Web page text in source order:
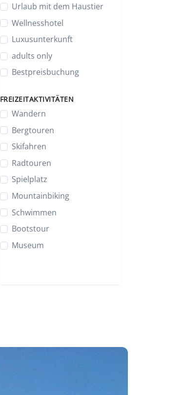
Urlaub mit dem Haustier
Wellnesshotel
Luxusunterkunft
adults only
Bestpreisbuchung
FREIZEITAKTIVITÄTEN
Wandern
Bergtouren
Skifahren
Radtouren
Spielplatz
Mountainbiking
Schwimmen
Bootstour
Museum